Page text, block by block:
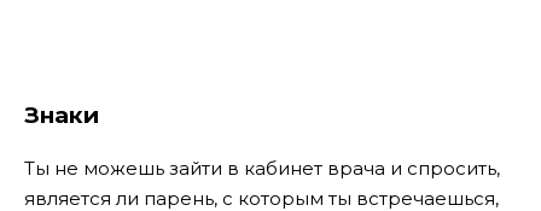
Знаки
Ты не можешь зайти в кабинет врача и спросить,
является ли парень, с которым ты встречаешься,